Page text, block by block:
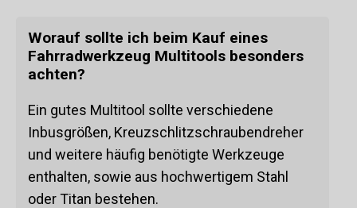
Worauf sollte ich beim Kauf eines
Fahrradwerkzeug Multitools besonders
achten?
Ein gutes Multitool sollte verschiedene
Inbusgrößen, Kreuzschlitzschraubendreher
und weitere häufig benötigte Werkzeuge
enthalten, sowie aus hochwertigem Stahl
oder Titan bestehen.